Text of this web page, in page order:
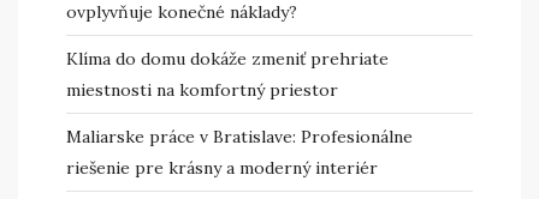
ovplyvňuje konečné náklady?
Klíma do domu dokáže zmeniť prehriate
miestnosti na komfortný priestor
Maliarske práce v Bratislave: Profesionálne
riešenie pre krásny a moderný interiér